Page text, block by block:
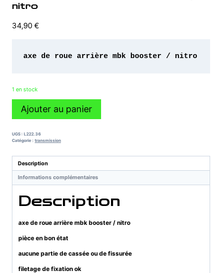
nitro
34,90 €
axe de roue arrière mbk booster / nitro
1 en stock
quantité
de
roue
mbk
booster
Ajouter au panier
UGS : L222.36
Catégorie : transmission
Description
Informations complémentaires
Description
axe de roue arrière mbk booster / nitro
pièce en bon état
aucune partie de cassée ou de fissurée
filetage de fixation ok